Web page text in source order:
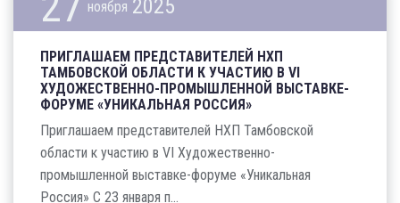
ноября 2025
ПРИГЛАШАЕМ ПРЕДСТАВИТЕЛЕЙ НХП
ТАМБОВСКОЙ ОБЛАСТИ К УЧАСТИЮ В VI
ХУДОЖЕСТВЕННО-ПРОМЫШЛЕННОЙ ВЫСТАВКЕ-
ФОРУМЕ «УНИКАЛЬНАЯ РОССИЯ»
Приглашаем представителей НХП Тамбовской
области к участию в VI Художественно-
промышленной выставке-форуме «Уникальная
Россия» С 23 января п...